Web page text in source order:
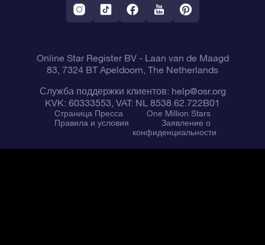
VR-приложение Fly me to the stars
Созвездиях
Online Star Register BV- Laan van de Maagd
83, 7324 BT Apeldoorn, The Netherlands
Служба поддержки клиентов: help@osr.org
KVK: 60333553, VAT: NL 8538.62.722B01
Cтраница Пресса
One Million Stars
Правила и условия
Заявление о
конфиденциальности